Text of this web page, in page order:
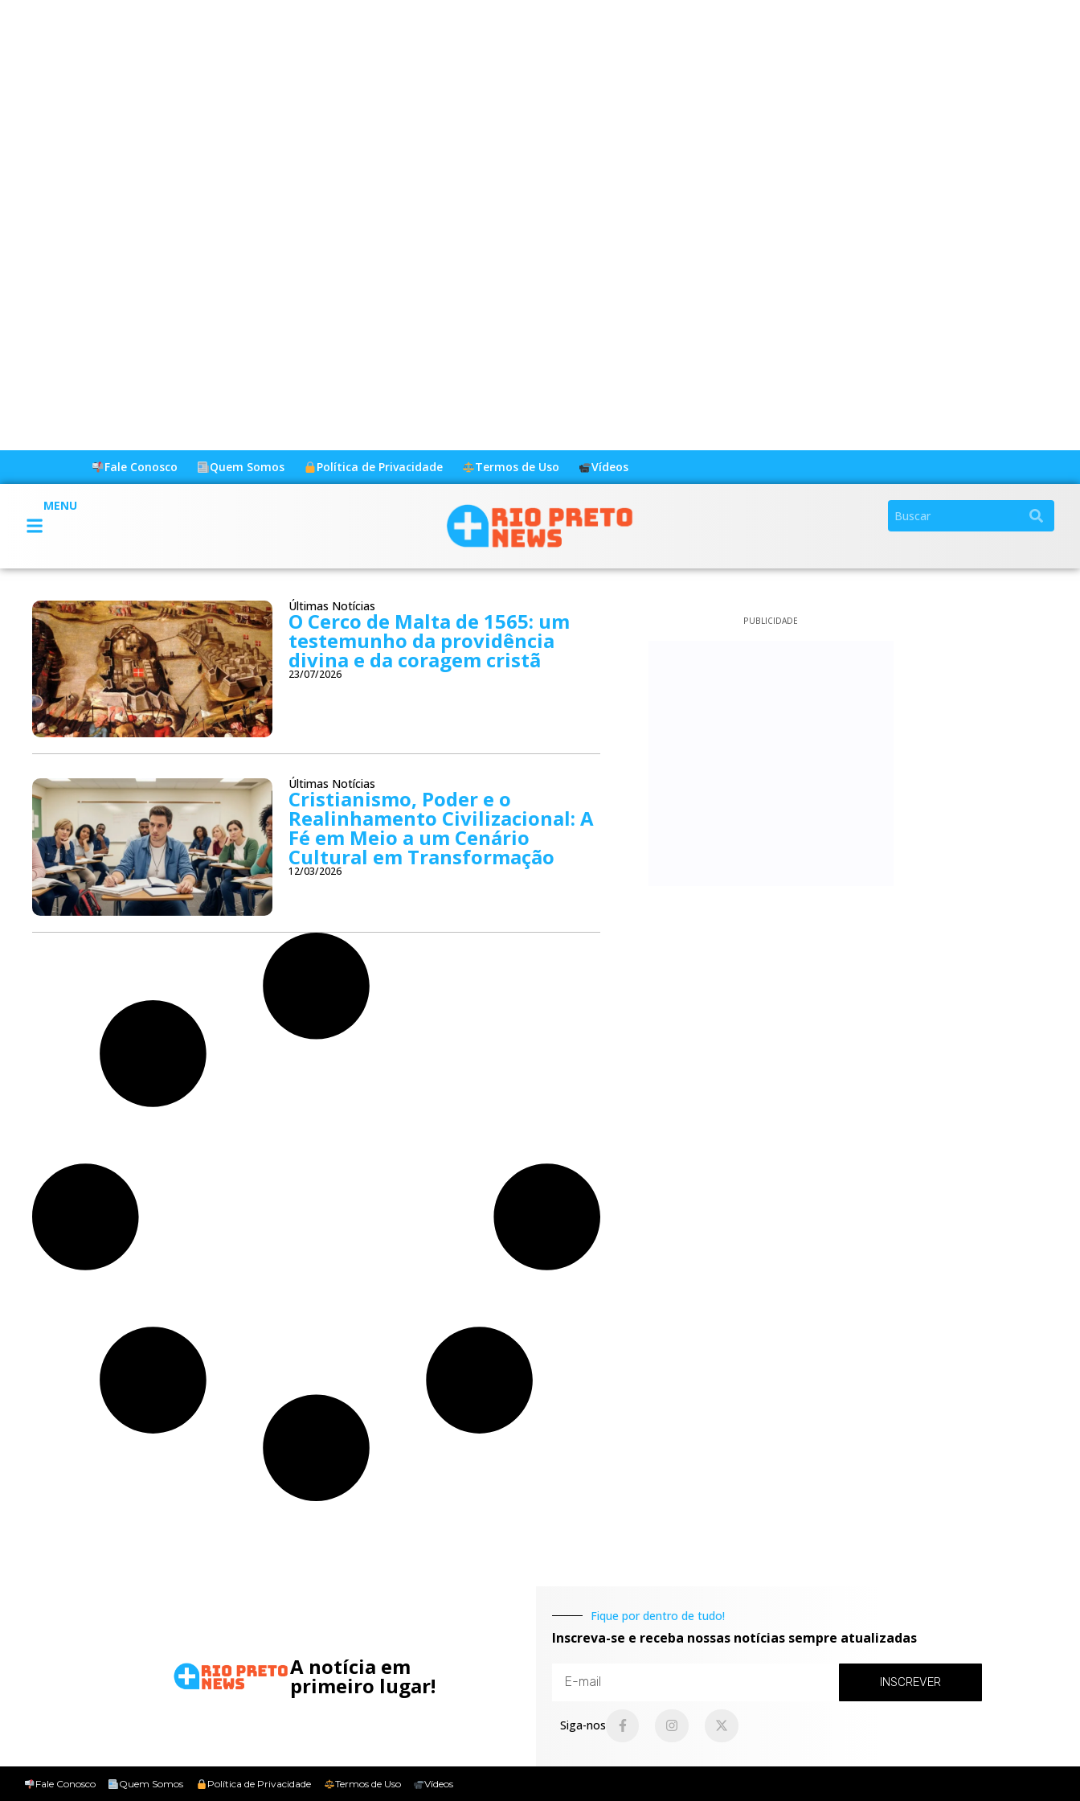
Fale Conosco Quem Somos Política de Privacidade Termos de Uso Vídeos
MENU
Últimas Notícias
O Cerco de Malta de 1565: um
testemunho da providência
divina e da coragem cristã
23/07/2026
Últimas Notícias
Cristianismo, Poder e o
Realinhamento Civilizacional: A
Fé em Meio a um Cenário
Cultural em Transformação
12/03/2026
PUBLICIDADE
A notícia em
primeiro lugar!
Fique por dentro de tudo!
Inscreva-se e receba nossas notícias sempre atualizadas
INSCREVER
Siga-nos
Fale Conosco Quem Somos Política de Privacidade Termos de Uso Vídeos